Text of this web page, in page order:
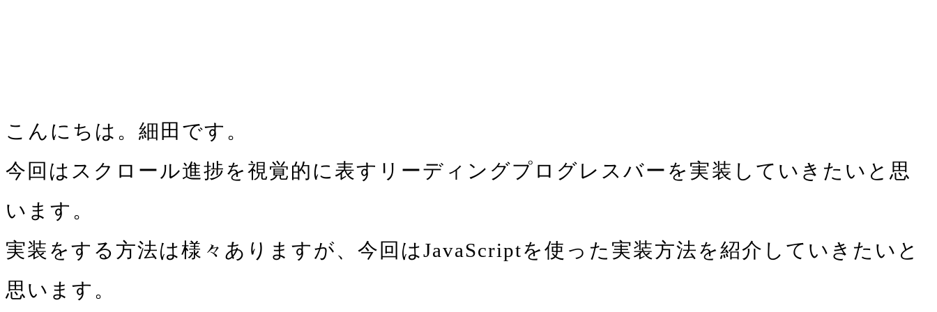
こんにちは。細田です。
今回はスクロール進捗を視覚的に表すリーディングプログレスバーを実装していきたいと思
います。
実装をする方法は様々ありますが、今回はJavaScriptを使った実装方法を紹介していきたいと
思います。